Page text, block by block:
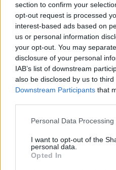
section to confirm your
opt-out request is processed
interest-based ads based on
us or personal information
your opt-out. You may
disclosure of your personal
IAB’s list of downstream
also be disclosed by us to
Downstream Participants that
Personal Data
I want to opt-out of the
personal data.
Opted In
Συρίγος: Η Τουρκία δεν
απαλλαγεί από τους S400
χωρίς πυραύλους και